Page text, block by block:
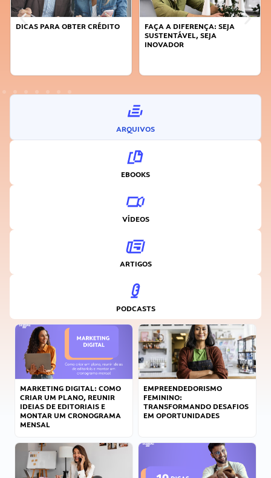
DICAS PARA OBTER CRÉDITO
FAÇA A DIFERENÇA: SEJA
SUSTENTÁVEL, SEJA
INOVADOR
ARQUIVOS
EBOOKS
VÍDEOS
ARTIGOS
PODCASTS
MARKETING DIGITAL: COMO
CRIAR UM PLANO, REUNIR
IDEIAS DE EDITORIAIS E
MONTAR UM CRONOGRAMA
MENSAL
EMPREENDEDORISMO
FEMININO:
TRANSFORMANDO DESAFIOS
EM OPORTUNIDADES